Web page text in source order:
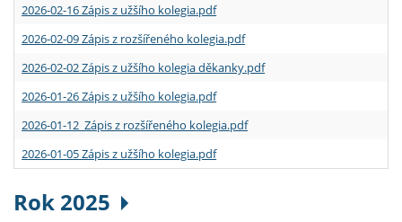
2026-02-16 Zápis z užšího kolegia.pdf
2026-02-09 Zápis z rozšířeného kolegia.pdf
2026-02-02 Zápis z užšího kolegia děkanky.pdf
2026-01-26 Zápis z užšího kolegia.pdf
2026-01-12 Zápis z rozšířeného kolegia.pdf
2026-01-05 Zápis z užšího kolegia.pdf
Rok 2025